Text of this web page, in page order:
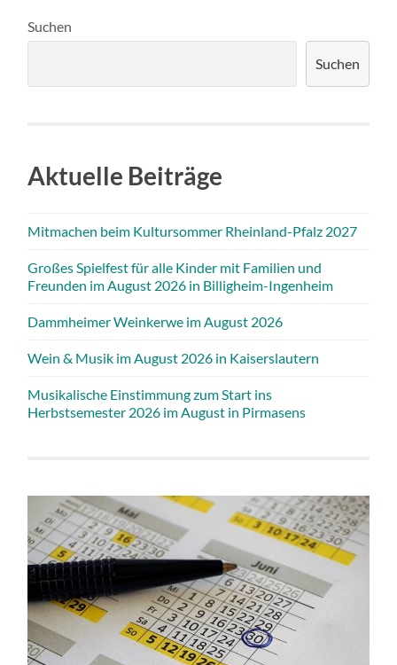
Suchen
Suchen
Aktuelle Beiträge
Mitmachen beim Kultursommer Rheinland-Pfalz 2027
Großes Spielfest für alle Kinder mit Familien und
Freunden im August 2026 in Billigheim-Ingenheim
Dammheimer Weinkerwe im August 2026
Wein & Musik im August 2026 in Kaiserslautern
Musikalische Einstimmung zum Start ins
Herbstsemester 2026 im August in Pirmasens